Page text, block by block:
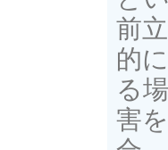
前
的
る
害